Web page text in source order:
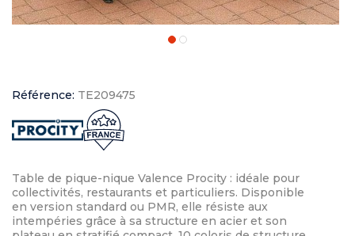
Référence: TE209475
Table de pique-nique Valence Procity : idéale pour
collectivités, restaurants et particuliers. Disponible
en version standard ou PMR, elle résiste aux
intempéries grâce à sa structure en acier et son